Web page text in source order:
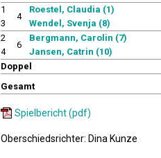
1
3
4
Roestel, Claudia (1)
Wendel, Svenja (8)
2
4
6
Bergmann, Carolin (7)
Jansen, Catrin (10)
Doppel
Gesamt
Spielbericht (pdf)
Oberschiedsrichter: Dina Kunze